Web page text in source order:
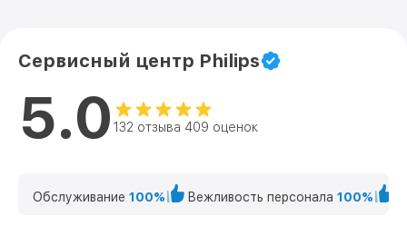
Сервисный центр Philips
5.0 132 отзыва 409 оценок
Обслуживание 100% Вежливость персонала 100%